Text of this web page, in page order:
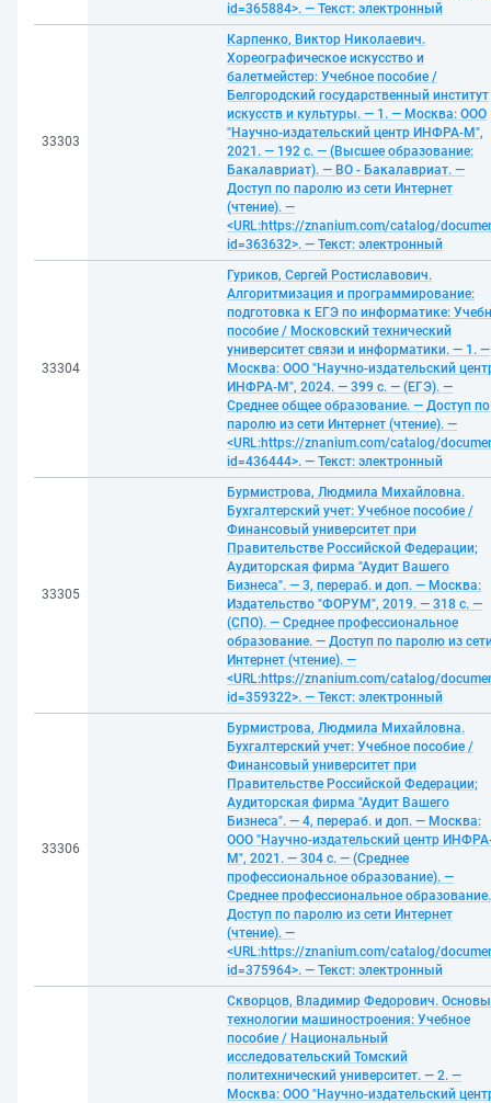
id=365884>. — Текст: электронный
33303
Карпенко, Виктор Николаевич.
Хореографическое искусство и
балетмейстер: Учебное пособие /
Белгородский государственный институт
искусств и культуры. — 1. — Москва: ООО
"Научно-издательский центр ИНФРА-М",
2021. — 192 с. — (Высшее образование:
Бакалавриат). — ВО - Бакалавриат. —
Доступ по паролю из сети Интернет
(чтение). —
<URL:https://znanium.com/catalog/
id=363632>. — Текст: электронный
33304
Гуриков, Сергей Ростиславович.
Алгоритмизация и программирование:
подготовка к ЕГЭ по информатике:
пособие / Московский технический
университет связи и информатики. — 1. —
Москва: ООО "Научно-издательский
ИНФРА-М", 2024. — 399 с. — (ЕГЭ). —
Среднее общее образование. — Доступ по
паролю из сети Интернет (чтение). —
<URL:https://znanium.com/catalog/
id=436444>. — Текст: электронный
33305
Бурмистрова, Людмила Михайловна.
Бухгалтерский учет: Учебное пособие /
Финансовый университет при
Правительстве Российской Федерации;
Аудиторская фирма "Аудит Вашего
Бизнеса". — 3, перераб. и доп. — Москва:
Издательство "ФОРУМ", 2019. — 318 с. —
(СПО). — Среднее профессиональное
образование. — Доступ по паролю из
Интернет (чтение). —
<URL:https://znanium.com/catalog/
id=359322>. — Текст: электронный
33306
Бурмистрова, Людмила Михайловна.
Бухгалтерский учет: Учебное пособие /
Финансовый университет при
Правительстве Российской Федерации;
Аудиторская фирма "Аудит Вашего
Бизнеса". — 4, перераб. и доп. — Москва:
ООО "Научно-издательский центр
М", 2021. — 304 с. — (Среднее
профессиональное образование). —
Среднее профессиональное
Доступ по паролю из сети Интернет
(чтение). —
<URL:https://znanium.com/catalog/
id=375964>. — Текст: электронный
Скворцов, Владимир Федорович. Основы
технологии машиностроения: Учебное
пособие / Национальный
исследовательский Томский
политехнический университет. — 2. —
Москва: ООО "Научно-издательский